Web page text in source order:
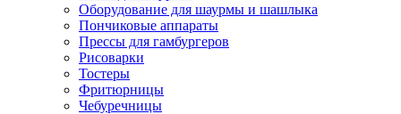
Оборудование для шаурмы и шашлыка
Пончиковые аппараты
Прессы для гамбургеров
Рисоварки
Тостеры
Фритюрницы
Чебуречницы